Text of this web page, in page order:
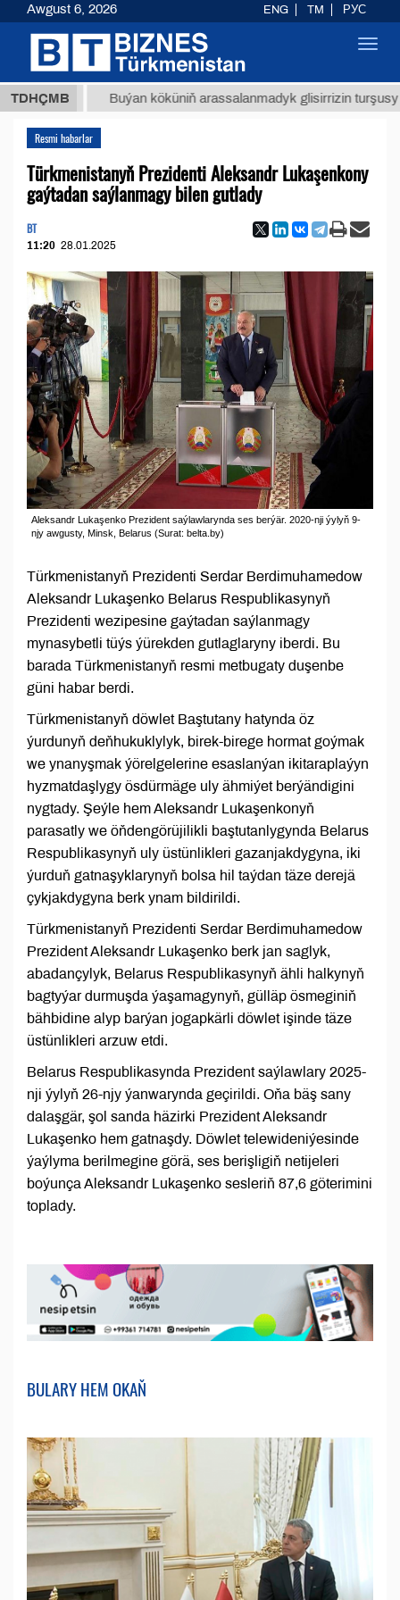
TDHÇMBBuýan köküniň arassalanmadyk glisirrizin turşusy (t.)
Resmi habarlar
Türkmenistanyň Prezidenti Aleksandr Lukaşenkony
gaýtadan saýlanmagy bilen gutlady
BT
11:20 28.01.2025
Aleksandr Lukaşenko Prezident saýlawlarynda ses berýär. 2020-nji ýylyň 9-
njy awgusty, Minsk, Belarus (Surat: belta.by)
Türkmenistanyň Prezidenti Serdar Berdimuhamedow
Aleksandr Lukaşenko Belarus Respublikasynyň
Prezidenti wezipesine gaýtadan saýlanmagy
mynasybetli tüýs ýürekden gutlaglaryny iberdi. Bu
barada Türkmenistanyň resmi metbugaty duşenbe
güni habar berdi.
Türkmenistanyň döwlet Baştutany hatynda öz
ýurdunyň deňhukuklylyk, birek-birege hormat goýmak
we ynanyşmak ýörelgelerine esaslanýan ikitaraplaýyn
hyzmatdaşlygy ösdürmäge uly ähmiýet berýändigini
nygtady. Şeýle hem Aleksandr Lukaşenkonyň
parasatly we öňdengörüjilikli baştutanlygynda Belarus
Respublikasynyň uly üstünlikleri gazanjakdygyna, iki
ýurduň gatnaşyklarynyň bolsa hil taýdan täze derejä
çykjakdygyna berk ynam bildirildi.
Türkmenistanyň Prezidenti Serdar Berdimuhamedow
Prezident Aleksandr Lukaşenko berk jan saglyk,
abadançylyk, Belarus Respublikasynyň ähli halkynyň
bagtyýar durmuşda ýaşamagynyň, gülläp ösmeginiň
bähbidine alyp barýan jogapkärli döwlet işinde täze
üstünlikleri arzuw etdi.
Belarus Respublikasynda Prezident saýlawlary 2025-
nji ýylyň 26-njy ýanwarynda geçirildi. Oňa bäş sany
dalaşgär, şol sanda häzirki Prezident Aleksandr
Lukaşenko hem gatnaşdy. Döwlet telewideniýesinde
ýaýlyma berilmegine görä, ses berişligiň netijeleri
boýunça Aleksandr Lukaşenko sesleriň 87,6 göterimini
toplady.
BULARY HEM OKAŇ
Awgust 6, 2026 ENG TM РУС